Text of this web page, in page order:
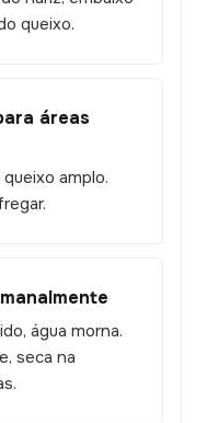
queixo.
áreas
amplo.
água morna.
seca na